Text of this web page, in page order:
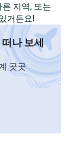
지역, 또는
거든요!
나 보세
곳곳